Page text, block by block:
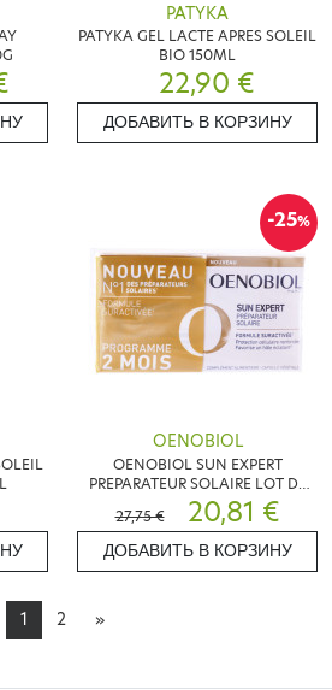
PATYKA
PATYKA GEL LACTE APRES SOLEIL
BIO 150ML
22,90 €
ДОБАВИТЬ В КОРЗИНУ
-25%
OENOBIOL
OENOBIOL SUN EXPERT
PREPARATEUR SOLAIRE LOT DE
2X30 CAPSULES
27,75 € 20,81 €
ДОБАВИТЬ В КОРЗИНУ
1 2 »